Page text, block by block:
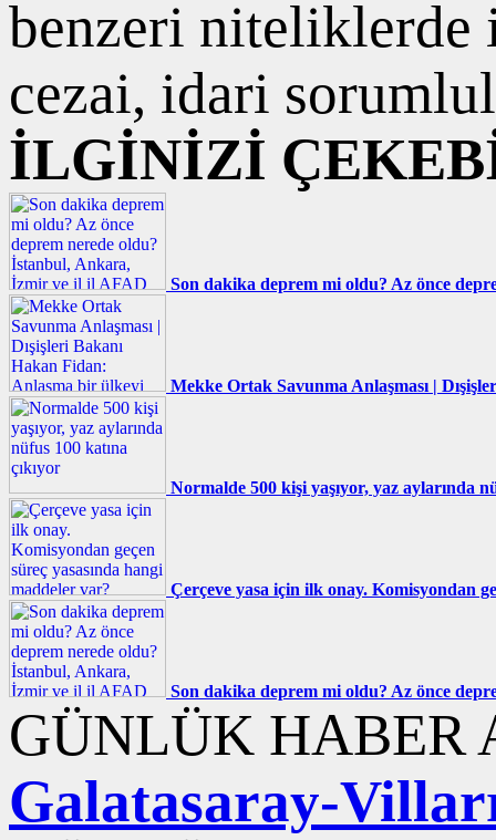
benzeri niteliklerde
cezai, idari
İLGİNİZİ
Son dakika deprem mi oldu? Az önce
Mekke Ortak Savunma Anlaşması |
Normalde 500 kişi yaşıyor, yaz aylarında
Çerçeve yasa için ilk onay. Komisyondan
Son dakika deprem mi oldu? Az önce
GÜNLÜK HABER
Galatasaray-